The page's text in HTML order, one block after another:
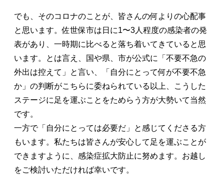
でも、そのコロナのことが、皆さんの何よりの心配事
と思います。佐世保市は日に1〜3人程度の感染者の発
表があり、一時期に比べると落ち着いてきていると思
います。とは言え、国や県、市が公式に「不要不急の
外出は控えて」と言い、「自分にとって何が不要不急
か」の判断がこちらに委ねられている以上、こうした
ステージに足を運ぶことをためらう方が大勢いて当然
です。
一方で「自分にとっては必要だ」と感じてくださる方
もいます。私たちは皆さんが安心して足を運ぶことが
できますように、感染症拡大防止に努めます。お越し
をご検討いただければ幸いです。